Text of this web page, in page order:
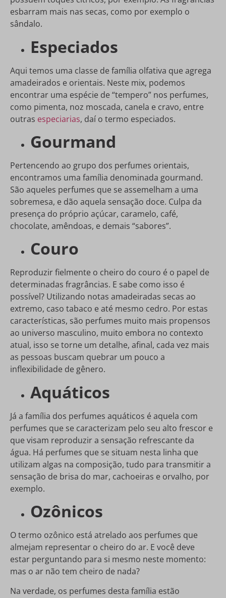
esbarram mais nas secas, como por exemplo o
sândalo.
Especiados
Aqui temos uma classe de família olfativa que agrega
amadeirados e orientais. Neste mix, podemos
encontrar uma espécie de “tempero” nos perfumes,
como pimenta, noz moscada, canela e cravo, entre
outras especiarias, daí o termo especiados.
Gourmand
Pertencendo ao grupo dos perfumes orientais,
encontramos uma família denominada gourmand.
São aqueles perfumes que se assemelham a uma
sobremesa, e dão aquela sensação doce. Culpa da
presença do próprio açúcar, caramelo, café,
chocolate, amêndoas, e demais “sabores”.
Couro
Reproduzir fielmente o cheiro do couro é o papel de
determinadas fragrâncias. E sabe como isso é
possível? Utilizando notas amadeiradas secas ao
extremo, caso tabaco e até mesmo cedro. Por estas
características, são perfumes muito mais propensos
ao universo masculino, muito embora no contexto
atual, isso se torne um detalhe, afinal, cada vez mais
as pessoas buscam quebrar um pouco a
inflexibilidade de gênero.
Aquáticos
Já a família dos perfumes aquáticos é aquela com
perfumes que se caracterizam pelo seu alto frescor e
que visam reproduzir a sensação refrescante da
água. Há perfumes que se situam nesta linha que
utilizam algas na composição, tudo para transmitir a
sensação de brisa do mar, cachoeiras e orvalho, por
exemplo.
Ozônicos
O termo ozônico está atrelado aos perfumes que
almejam representar o cheiro do ar. E você deve
estar perguntando para si mesmo neste momento:
mas o ar não tem cheiro de nada?
Na verdade, os perfumes desta família estão